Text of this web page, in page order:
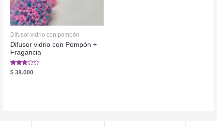
Difusor vidrio con pompón
Difusor vidrio con Pompón +
Fragancia
Valorado
en
$ 38.000